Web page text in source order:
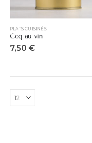
PLATS CUISINÉS
Coq au vin
7,50 €